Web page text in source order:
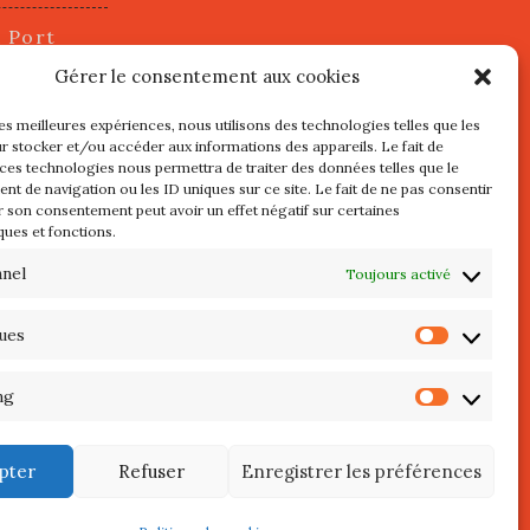
Gérer le consentement aux cookies
meilleures expériences, nous utilisons des technologies telles que les
stocker et/ou accéder aux informations des appareils. Le fait de
technologies nous permettra de traiter des données telles que le
de navigation ou les ID uniques sur ce site. Le fait de ne pas consentir
son consentement peut avoir un effet négatif sur certaines
et fonctions.
Toujours activé
Refuser Enregistrer les préférences
Port
juillet
3 Mai
de